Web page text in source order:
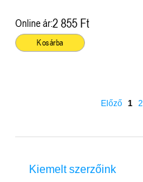
Online ár:2 855 Ft
Kosárba
Előző 1 2
Kiemelt szerzőink